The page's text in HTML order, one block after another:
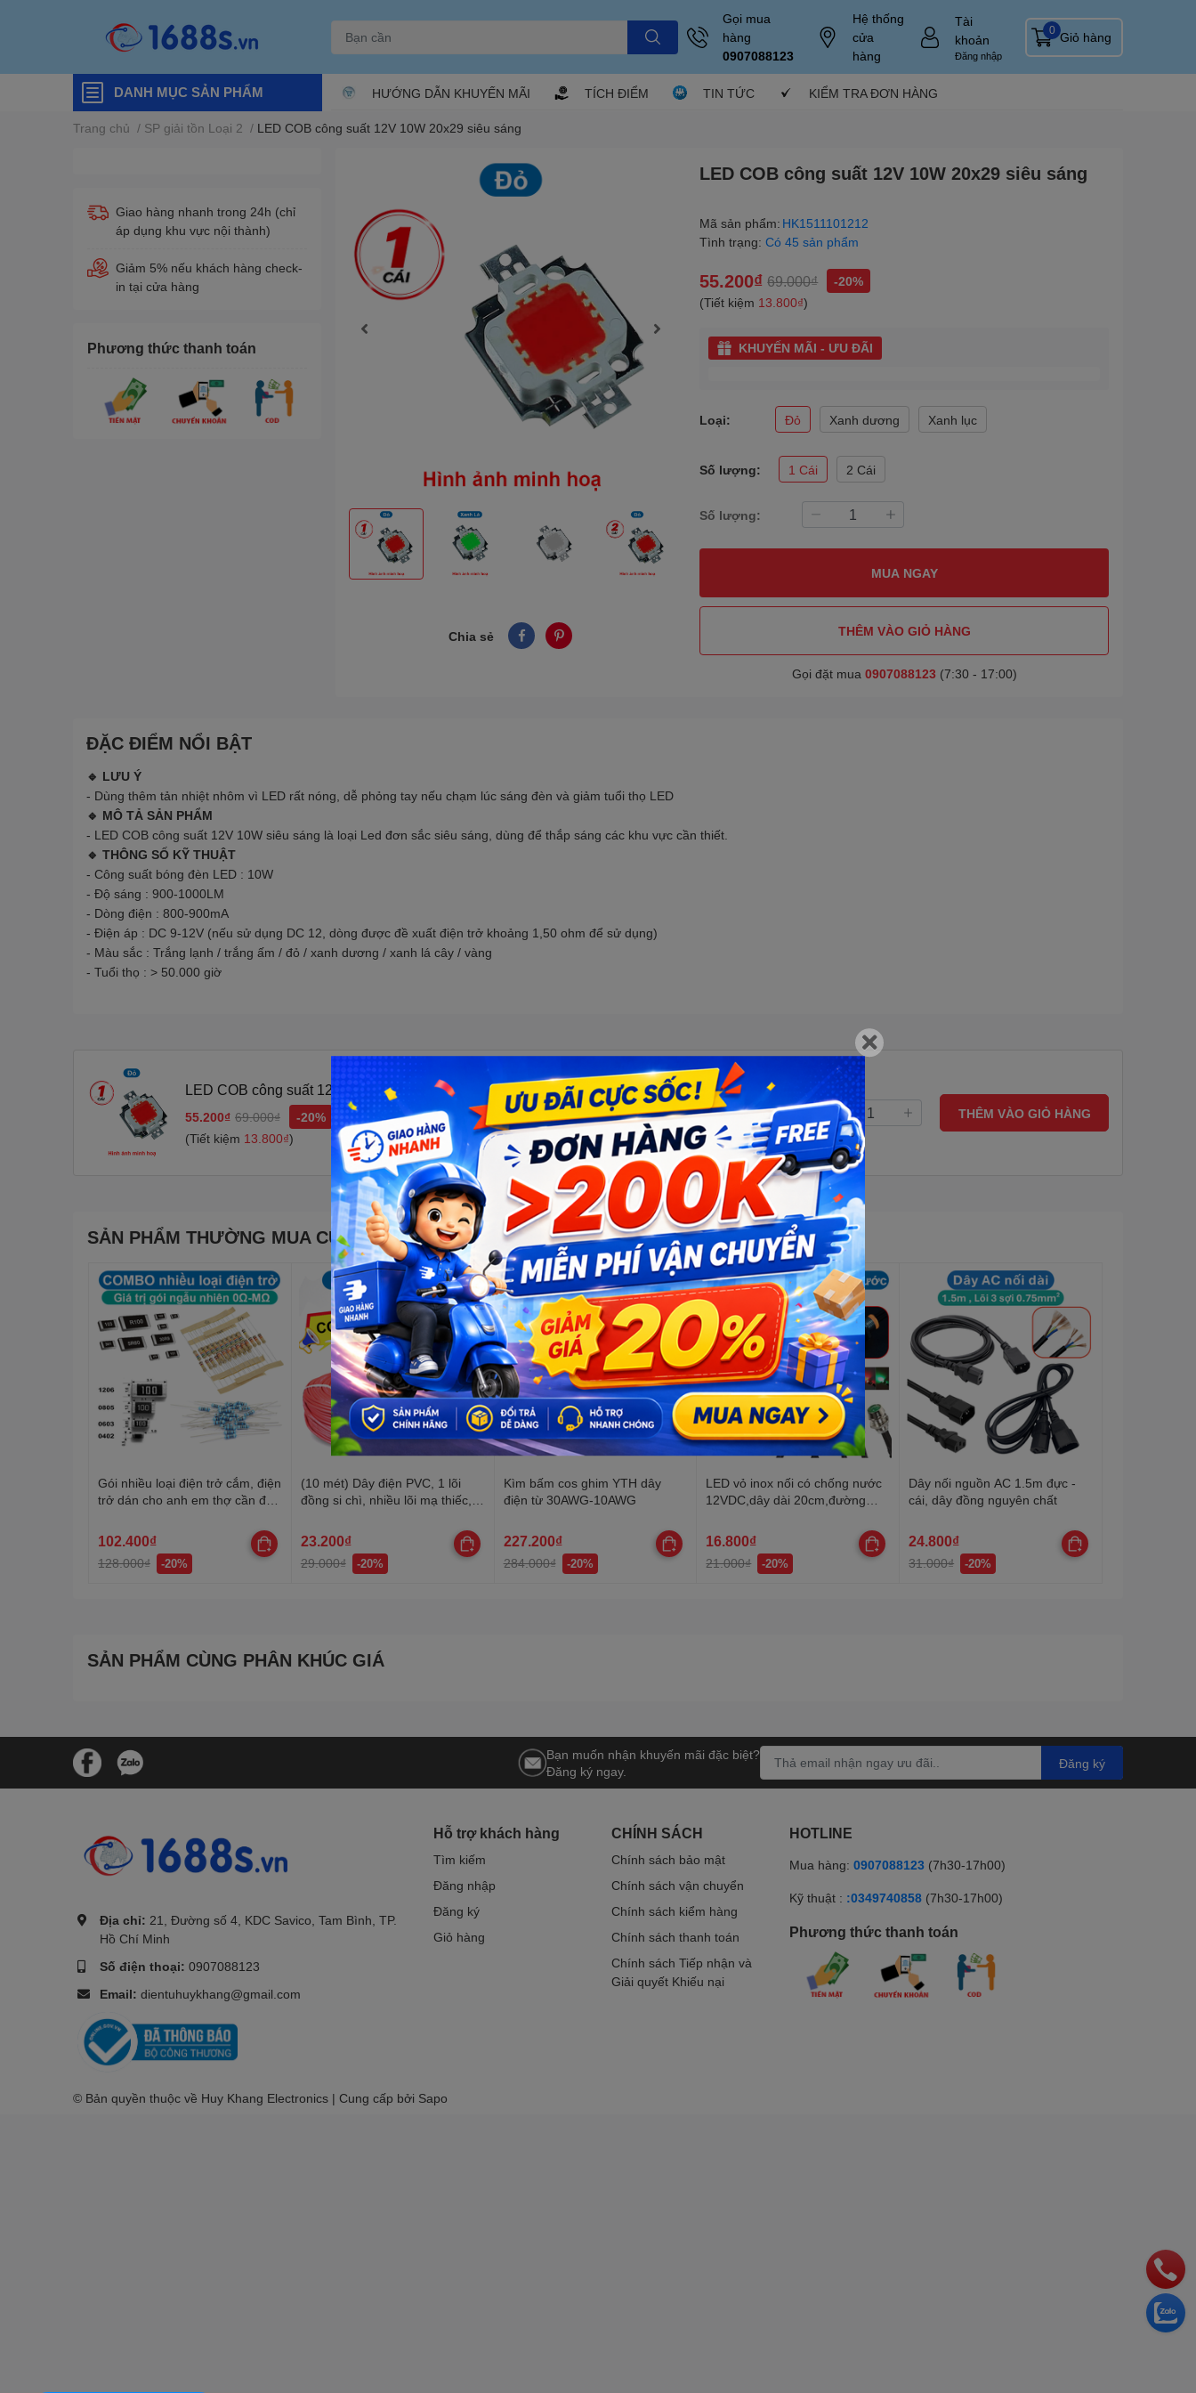
Gọi mua
hàng
0907088123
Hệ thống
cửa
hàng
Tài
khoản
Đăng nhập
Giỏ hàng
0
DANH MỤC SẢN PHẨM HƯỚNG DẪN KHUYẾN MÃI TÍCH ĐIỂM TIN TỨC KIỂM TRA ĐƠN HÀNG
Trang chủ / SP giải tồn Loại 2 / LED COB công suất 12V 10W 20x29 siêu sáng
Giao hàng nhanh trong 24h (chỉ
áp dụng khu vực nội thành)
Giảm 5% nếu khách hàng check-
in tại cửa hàng
Phương thức thanh toán
Chia sẻ
LED COB công suất 12V 10W 20x29 siêu sáng
Mã sản phẩm: HK1511101212
Tình trạng: Có 45 sản phẩm
55.200₫ 69.000₫
-20%
(Tiết kiệm 13.800₫)
KHUYẾN MÃI - ƯU ĐÃI
Loại: Đỏ Xanh dương Xanh lục
Số lượng: 1 Cái 2 Cái
Số lượng:
MUA NGAY
THÊM VÀO GIỎ HÀNG
Gọi đặt mua 0907088123 (7:30 - 17:00)
ĐẶC ĐIỂM NỔI BẬT
🔹 LƯU Ý
- Dùng thêm tản nhiệt nhôm vì LED rất nóng, dễ phỏng tay nếu chạm lúc sáng đèn và giảm tuổi thọ LED
🔹 MÔ TẢ SẢN PHẨM
- LED COB công suất 12V 10W siêu sáng là loại Led đơn sắc siêu sáng, dùng để thắp sáng các khu vực cần thiết.
🔹 THÔNG SỐ KỸ THUẬT
- Công suất bóng đèn LED : 10W
- Độ sáng : 900-1000LM
- Dòng điện : 800-900mA
- Điện áp : DC 9-12V (nếu sử dụng DC 12, dòng được đề xuất điện trở khoảng 1,50 ohm để sử dụng)
- Màu sắc : Trắng lạnh / trắng ấm / đỏ / xanh dương / xanh lá cây / vàng
- Tuổi thọ : > 50.000 giờ
LED COB công suất 12V 10W 20x29 siêu sáng
55.200₫ 69.000₫
-20%
(Tiết kiệm 13.800₫)
Số lượng: THÊM VÀO GIỎ HÀNG
SẢN PHẨM THƯỜNG MUA CÙNG
Gói nhiều loại điện trở cắm, điện
trở dán cho anh em thợ cần đủ
102.400₫
128.000₫ -20%
(10 mét) Dây điện PVC, 1 lõi
đồng si chì, nhiều lõi mạ thiếc,
23.200₫
29.000₫ -20%
Kìm bấm cos ghim YTH dây
điện từ 30AWG-10AWG
227.200₫
284.000₫ -20%
LED vỏ inox nối có chống nước
12VDC,dây dài 20cm,đường
16.800₫
21.000₫ -20%
Dây nối nguồn AC 1.5m đực -
cái, dây đồng nguyên chất
24.800₫
31.000₫ -20%
SẢN PHẨM CÙNG PHÂN KHÚC GIÁ
Bạn muốn nhận khuyến mãi đặc biệt?
Đăng ký ngay.
Đăng ký
Địa chỉ: 21, Đường số 4, KDC Savico, Tam Bình, TP.
Hồ Chí Minh
Số điện thoại: 0907088123
Email: dientuhuykhang@gmail.com
Hỗ trợ khách hàng
Tìm kiếm
Đăng nhập
Đăng ký
Giỏ hàng
CHÍNH SÁCH
Chính sách bảo mật
Chính sách vận chuyển
Chính sách kiểm hàng
Chính sách thanh toán
Chính sách Tiếp nhận và
Giải quyết Khiếu nại
HOTLINE
Mua hàng: 0907088123 (7h30-17h00)
Kỹ thuật : :0349740858 (7h30-17h00)
Phương thức thanh toán
© Bản quyền thuộc về Huy Khang Electronics | Cung cấp bởi Sapo